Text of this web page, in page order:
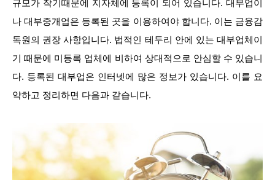
규모가 작기때문에 지자체에 등록이 되어 있습니다. 대부업이
나 대부중개업은 등록된 곳을 이용하여야 합니다. 이는 금융감
독원의 권장 사항입니다. 법적인 테두리 안에 있는 대부업체이
기 때문에 미등록 업체에 비하여 상대적으로 안심할 수 있습니
다. 등록된 대부업은 인터넷에 많은 정보가 있습니다. 이를 요
약하고 정리하면 다음과 같습니다.